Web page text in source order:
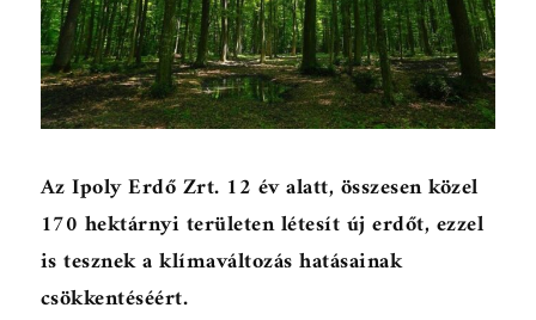
Az Ipoly Erdő Zrt. 12 év alatt, összesen közel
170 hektárnyi területen létesít új erdőt, ezzel
is tesznek a klímaváltozás hatásainak
csökkentéséért.